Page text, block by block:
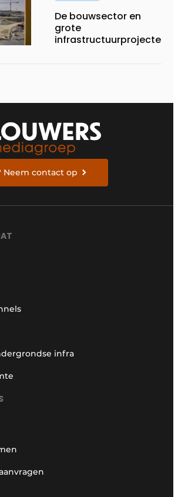
De bouwsector en
grote
infrastructuurprojecten
Neem contact op
infra